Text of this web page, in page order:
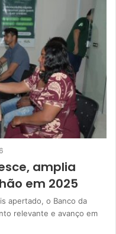
amplia
em 2025
apertado, o Banco da
relevante e avanço em